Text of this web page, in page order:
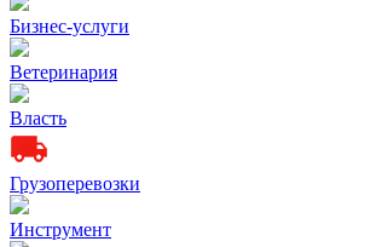
Бизнес-услуги
Ветеринария
Власть
Грузоперевозки
Инструмент